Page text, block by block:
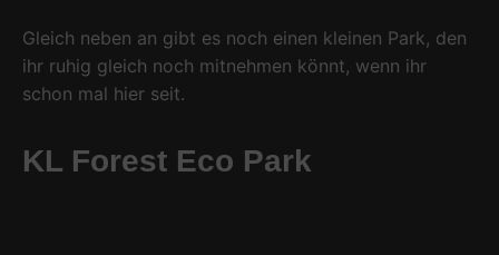
Gleich neben an gibt es noch einen kleinen Park, den
ihr ruhig gleich noch mitnehmen könnt, wenn ihr
schon mal hier seit.
KL Forest Eco Park